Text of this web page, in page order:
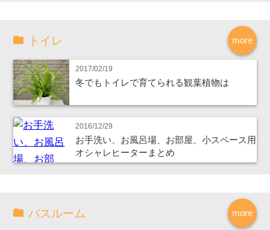
more
トイレ
2017/02/19
冬でもトイレで育てられる観葉植物は
2016/12/29
お手洗い、お風呂場、お部屋、小スペース用
オシャレヒーターまとめ
more
バスルーム